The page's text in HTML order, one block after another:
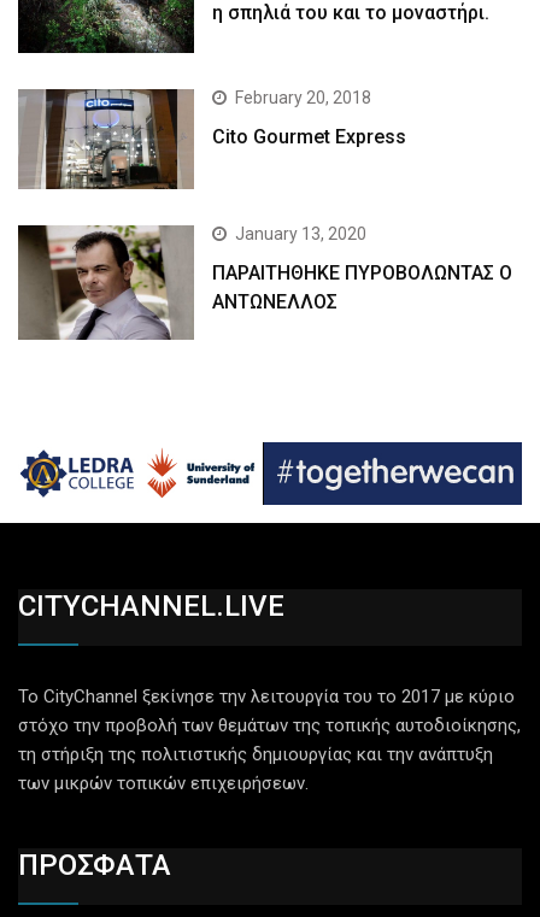
η σπηλιά του και το μοναστήρι.
February 20, 2018
Cito Gourmet Express
January 13, 2020
ΠΑΡΑΙΤΗΘΗΚΕ ΠΥΡΟΒΟΛΩΝΤΑΣ Ο
ΑΝΤΩΝΕΛΛΟΣ
CITYCHANNEL.LIVE
Το CityChannel ξεκίνησε την λειτουργία του το 2017 με κύριο
στόχο την προβολή των θεμάτων της τοπικής αυτοδιοίκησης,
τη στήριξη της πολιτιστικής δημιουργίας και την ανάπτυξη
των μικρών τοπικών επιχειρήσεων.
ΠΡΟΣΦΑΤΑ